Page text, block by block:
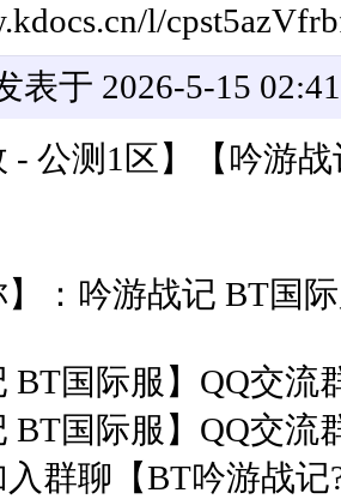
l/
表于 2026-5-15
- 公测1区】【吟游
】：吟游战记 BT国
BT国际服】QQ交流
BT国际服】QQ交流
群聊【BT吟游战记